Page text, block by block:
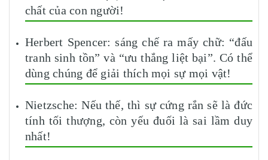
chất của con người!
Herbert Spencer: sáng chế ra mấy chữ: “đấu
tranh sinh tồn” và “ưu thắng liệt bại”. Có thể
dùng chúng để giải thích mọi sự mọi vật!
Nietzsche: Nếu thế, thì sự cứng rắn sẽ là đức
tính tối thượng, còn yếu đuối là sai lầm duy
nhất!